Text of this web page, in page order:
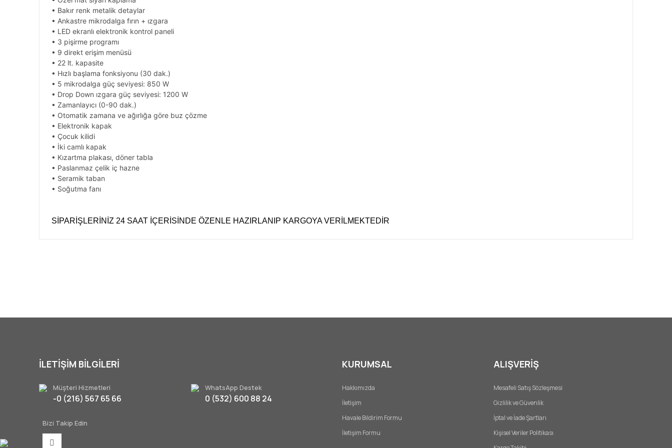
• Bakır renk metalik detaylar
• Ankastre mikrodalga fırın + ızgara
• LED ekranlı elektronik kontrol paneli
• 3 pişirme programı
• 9 direkt erişim menüsü
• 22 lt. kapasite
• Hızlı başlama fonksiyonu (30 dak.)
• 5 mikrodalga güç seviyesi: 850 W
• Drop Down ızgara güç seviyesi: 1200 W
• Zamanlayıcı (0-90 dak.)
• Otomatik zamana ve ağırlığa göre buz çözme
• Elektronik kapak
• Çocuk kilidi
• İki camlı kapak
• Kızartma plakası, döner tabla
• Paslanmaz çelik iç hazne
• Seramik taban
• Soğutma fanı
SİPARİŞLERİNİZ 24 SAAT İÇERİSİNDE ÖZENLE HAZIRLANIP KARGOYA VERİLMEKTEDİR
Ürün bilgilerinde hatalar bulunuyor.
İLETİŞİM BİLGİLERİ
Müşteri Hizmetleri
-0 (216) 567 65 66
WhatsApp Destek
0 (532) 600 88 24
Bizi Takip Edin
KURUMSAL
Hakkımızda
İletişim
Havale Bildirim Formu
İletişim Formu
ALIŞVERİŞ
Mesafeli Satış Sözleşmesi
Gizlilik ve Güvenlik
İptal ve İade Şartları
Kişisel Veriler Politikası